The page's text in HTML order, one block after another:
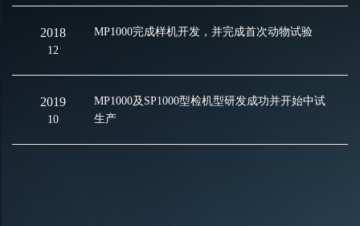
2018
12
MP1000完成样机开发，并完成首次动物试验
2019
10
MP1000及SP1000型检机型研发成功并开始中试
生产